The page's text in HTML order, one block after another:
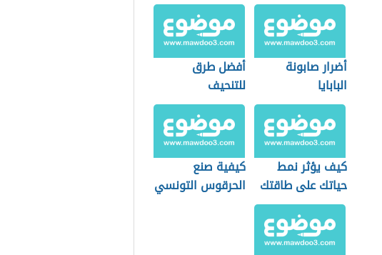
أضرار صابونة
البابايا
أفضل طرق
للتنحيف
كيف يؤثر نمط
حياتك على طاقتك
الإيجابية؟
كيفية صنع
الحرقوس التونسي